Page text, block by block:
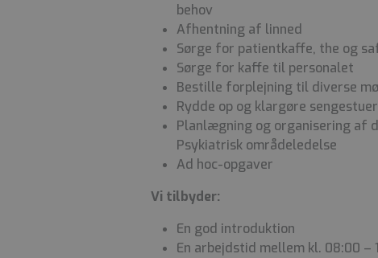
behov
Afhentning af linned
Sørge for patientkaffe, the og
Sørge for kaffe til personalet
Bestille forplejning til diverse
Rydde op og klargøre
Planlægning og organisering af
Psykiatrisk områdeledelse
Ad hoc-opgaver
Vi tilbyder:
En god introduktion
En arbejdstid mellem kl. 08:00 –